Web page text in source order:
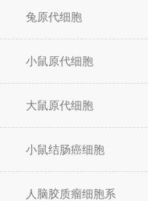
兔原代细胞
小鼠原代细胞
大鼠原代细胞
小鼠结肠癌细胞
人脑胶质瘤细胞系